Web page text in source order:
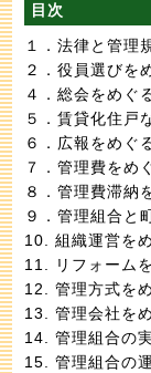
目次
１．法律と管理
２．役員選びを
４．総会をめぐ
５．賃貸化住戸
６．広報をめぐ
７．管理費をめ
８．管理費滞納
９．管理組合と
10. 組織運営を
11. リフォーム
12. 管理方式を
13. 管理会社を
14. 管理組合の
15. 管理組合の